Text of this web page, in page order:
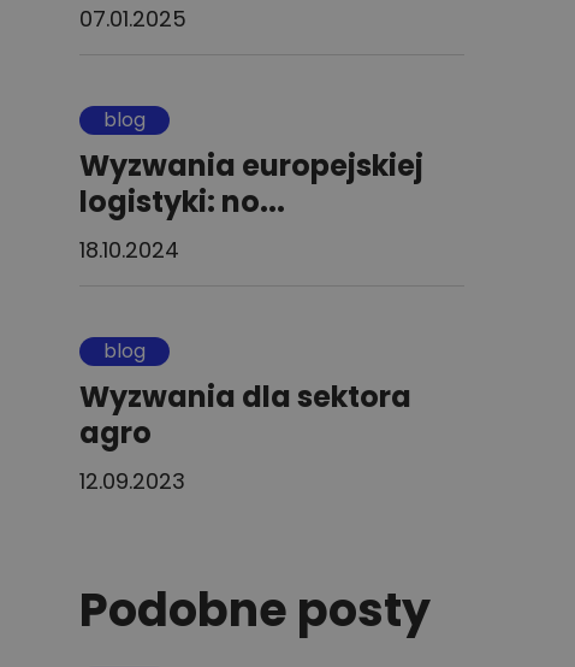
07.01.2025
blog
Wyzwania europejskiej
logistyki: no...
18.10.2024
blog
Wyzwania dla sektora
agro
12.09.2023
Podobne posty